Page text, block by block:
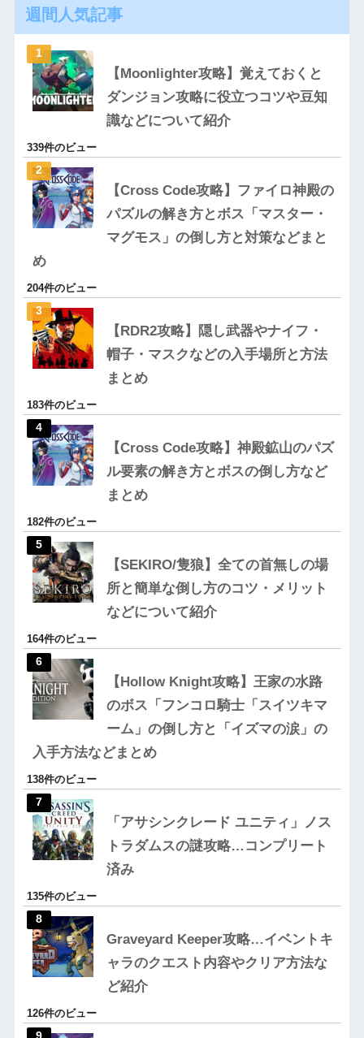
週間人気記事
【Moonlighter攻略】覚えておくと
ダンジョン攻略に役立つコツや豆知
識などについて紹介
339件のビュー
【Cross Code攻略】ファイロ神殿の
パズルの解き方とボス「マスター・
マグモス」の倒し方と対策などまと
め
204件のビュー
【RDR2攻略】隠し武器やナイフ・
帽子・マスクなどの入手場所と方法
まとめ
183件のビュー
【Cross Code攻略】神殿鉱山のパズ
ル要素の解き方とボスの倒し方など
まとめ
182件のビュー
【SEKIRO/隻狼】全ての首無しの場
所と簡単な倒し方のコツ・メリット
などについて紹介
164件のビュー
【Hollow Knight攻略】王家の水路
のボス「フンコロ騎士「スイツキマ
ーム」の倒し方と「イズマの涙」の
入手方法などまとめ
138件のビュー
「アサシンクレード ユニティ」ノス
トラダムスの謎攻略…コンプリート
済み
135件のビュー
Graveyard Keeper攻略…イベントキ
ャラのクエスト内容やクリア方法な
ど紹介
126件のビュー